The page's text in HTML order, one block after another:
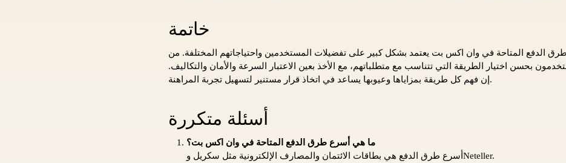
خاتمة
طرق الدفع المتاحة في وان اكس بت يعتمد بشكل كبير على تفضيلات المستخدمين واحتياجاتهم المختلفة. من
بحسن اختيار الطريقة التي تتناسب مع متطلباتهم، مع الأخذ بعين الاعتبار السرعة والأمان والتكاليف.
إن فهم كل طريقة بمزاياها وعيوبها يساعد في اتخاذ قرار مستنير لتسهيل تجربة المراهنة.
أسئلة متكررة
ما هي أسرع طرق الدفع المتاحة في وان اكس بت؟
أسرع طرق الدفع هي بطاقات الائتمان والمصارف الإلكترونية مثل سكريل وNeteller.